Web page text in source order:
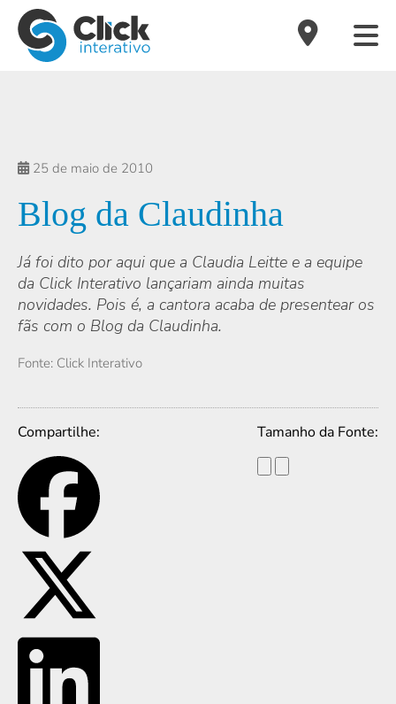
25 de maio de 2010
Blog da Claudinha
Já foi dito por aqui que a Claudia Leitte e a equipe
da Click Interativo lançariam ainda muitas
novidades. Pois é, a cantora acaba de presentear os
fãs com o Blog da Claudinha.
Fonte: Click Interativo
Compartilhe: Tamanho da Fonte: